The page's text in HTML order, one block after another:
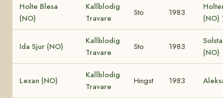
Holte Blesa
(NO)
Kallblodig
Travare
Sto 1983
(NO)
Ida Sjur (NO)
Kallblodig
Travare
Sto 1983
(NO)
Lexan (NO)
Kallblodig
Travare
Hingst 1983